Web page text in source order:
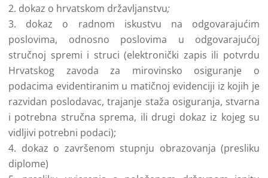
dokaz o hrvatskom državljanstvu;
dokaz o radnom iskustvu na odgovarajućim
poslovima, odnosno poslovima u odgovarajućoj
stručnoj spremi i struci (elektronički zapis ili potvrdu
Hrvatskog zavoda za mirovinsko osiguranje o
podacima evidentiranim u matičnoj evidenciji iz kojih je
razvidan poslodavac, trajanje staža osiguranja, stvarna
i potrebna stručna sprema, ili drugi dokaz iz kojeg su
vidljivi potrebni podaci);
dokaz o završenom stupnju obrazovanja (presliku
diplome)